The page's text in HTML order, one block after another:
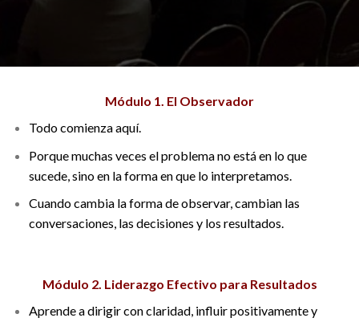
Módulo 1. El Observador
Todo comienza aquí.
Porque muchas veces el problema no está en lo que
sucede, sino en la forma en que lo interpretamos.
Cuando cambia la forma de observar, cambian las
conversaciones, las decisiones y los resultados.
Módulo 2. Liderazgo Efectivo para Resultados
Aprende a dirigir con claridad, influir positivamente y